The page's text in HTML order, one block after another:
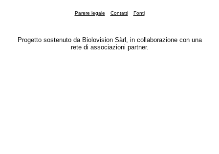
Parere legale Contatti Fonti
Progetto sostenuto da Biolovision Sàrl, in collaborazione con una
rete di associazioni partner.